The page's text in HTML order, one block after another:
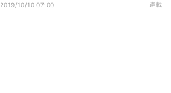
2019/10/10 07:00 連載